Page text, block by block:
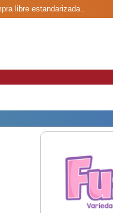
libre estandarizada..